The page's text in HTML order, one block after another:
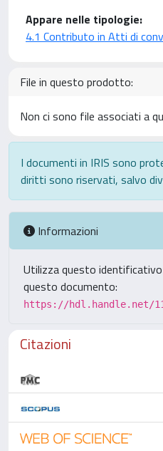
Appare nelle tipologie:
4.1 Contributo in Atti di
File in questo prodotto:
Non ci sono file associati a
I documenti in IRIS sono
diritti sono riservati, salvo
Informazioni
Utilizza questo
questo documento:
https://hdl.handle.net/
Citazioni